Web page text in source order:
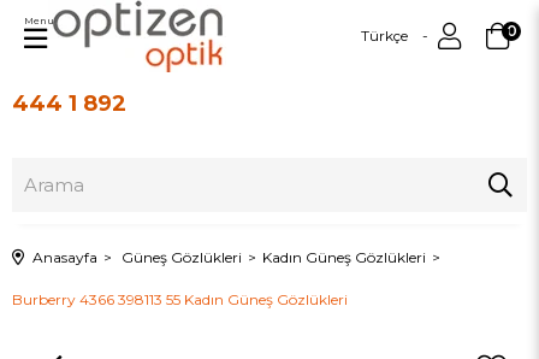
444 1 892
Türkçe 0
Menu
Anasayfa Güneş Gözlükleri Kadın Güneş Gözlükleri
Burberry 4366 398113 55 Kadın Güneş Gözlükleri